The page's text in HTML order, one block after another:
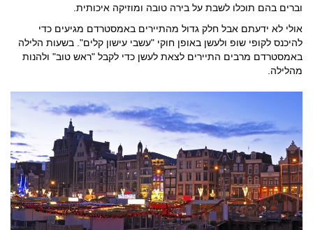
וברים בהם תוכלו לשבת על בירה טובה ומוזיקה איכותית.
אולי לא ידעתם אבל חלק גדול מהתיירים באמסטרדם מגיעים כדי
להיכנס לקופי שופ ולעשן באופן חוקי "עשבי עישון קלים". בשעות הלילה
באמסטרדם מרבים התיירים לצאת לעשן כדי לקבל "ראש טוב" ולהנות
מהלילה.